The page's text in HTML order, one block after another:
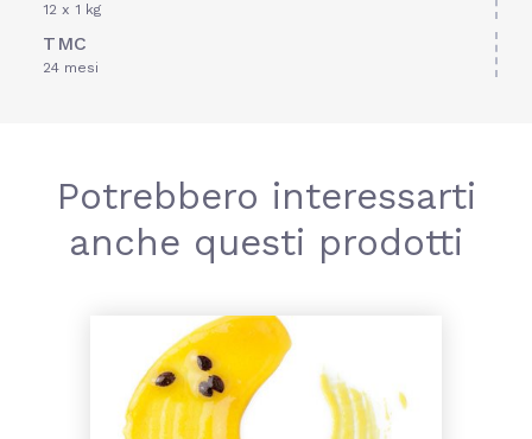
12 x 1 kg
TMC
24 mesi
Potrebbero interessarti
anche questi prodotti